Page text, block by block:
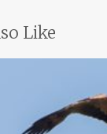
Like